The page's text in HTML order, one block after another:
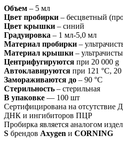
Объем – 5 мл
Цвет пробирки – бесцветный
Цвет крышки – синий
Градуировка – 1 мл-5,0 мл
Материал пробирки –
Материал крышки –
Центрифугируются при 20 000 g
Автоклавируются при 121 °C,
Замораживаются до – 90 °C
Стерильность – стерильная
В упаковке — 100 шт
Сертифицирована на отсутствие
ДНК и ингибиторов ПЦР
Пробирка является аналогом
S брендов Axygen и CORNING